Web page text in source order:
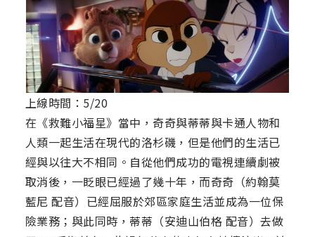
上線時間：5/20
在《救難小福星》當中，奇奇與蒂蒂與卡通人物和
人類一起生活在現代的洛杉磯，但是他們的生活已
經與以往大不相同。自從他們成功的電視連續劇被
取消後，一眨眼已經過了幾十年，而奇奇（約翰莫
藍尼 配音）已經屈服於郊區家庭生活並成為一位保
險業務；與此同時，蒂蒂（安迪山伯格 配音）去做